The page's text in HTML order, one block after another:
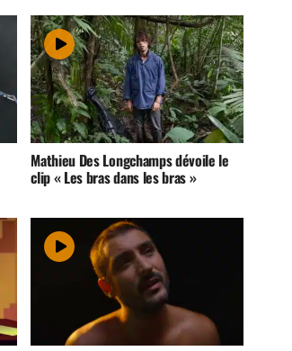
Mathieu Des Longchamps dévoile le
clip « Les bras dans les bras »